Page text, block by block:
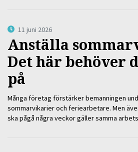
11 juni 2026
Anställa
Det här behöver
på
Många företag förstärker bemanningen
sommarvikarier och feriearbetare. Men
ska pågå några veckor gäller samma